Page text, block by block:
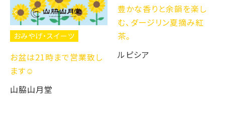
おみやげ・スイーツ
お盆は21時まで営業致し
ます☺️
山脇山月堂
豊かな香りと余韻を楽し
む、ダージリン夏摘み紅
茶。
ルピシア